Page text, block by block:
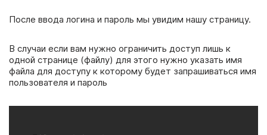
После ввода логина и пароль мы увидим нашу страницу.
В случаи если вам нужно ограничить доступ лишь к
одной странице (файлу) для этого нужно указать имя
файла для доступу к которому будет запрашиваться имя
пользователя и пароль